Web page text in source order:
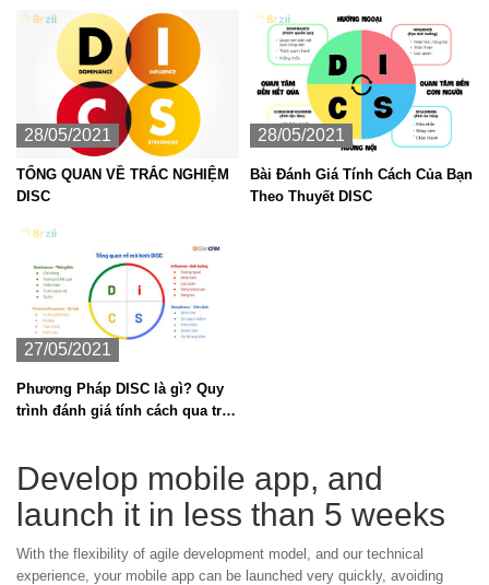
28/05/2021
TỔNG QUAN VỀ TRẮC NGHIỆM
DISC
28/05/2021
Bài Đánh Giá Tính Cách Của Bạn
Theo Thuyết DISC
27/05/2021
Phương Pháp DISC là gì? Quy
trình đánh giá tính cách qua trắc
Develop mobile app, and
launch it in less than 5 weeks
With the flexibility of agile development model, and our technical
experience, your mobile app can be launched very quickly, avoiding